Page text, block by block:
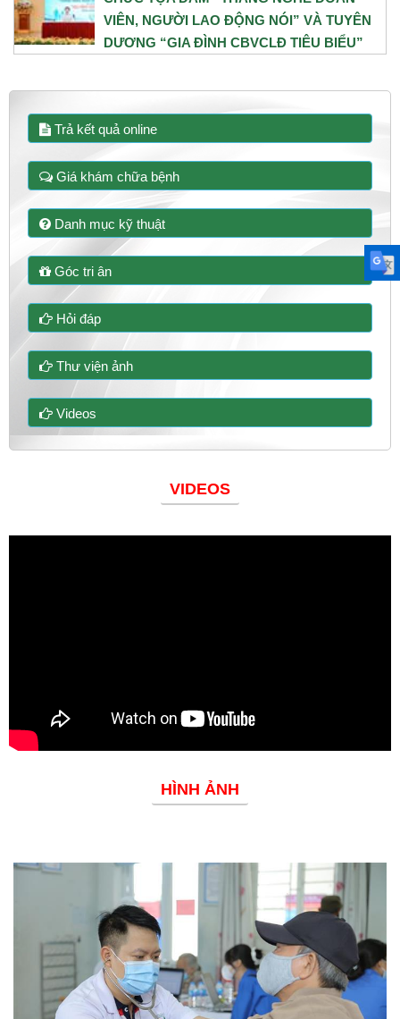
VIÊN, NGƯỜI LAO ĐỘNG NÓI” VÀ TUYÊN
DƯƠNG “GIA ĐÌNH CBVCLĐ TIÊU BIỂU”
Trả kết quả online
Giá khám chữa bệnh
Danh mục kỹ thuật
Góc tri ân
Hỏi đáp
Thư viện ảnh
Videos
VIDEOS
HÌNH ẢNH
Phòng chống dịch bệnh